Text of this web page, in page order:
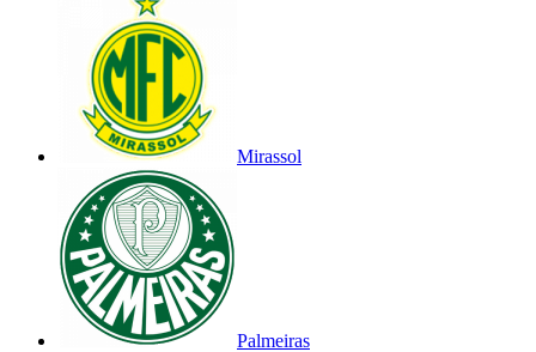
Mirassol
Palmeiras